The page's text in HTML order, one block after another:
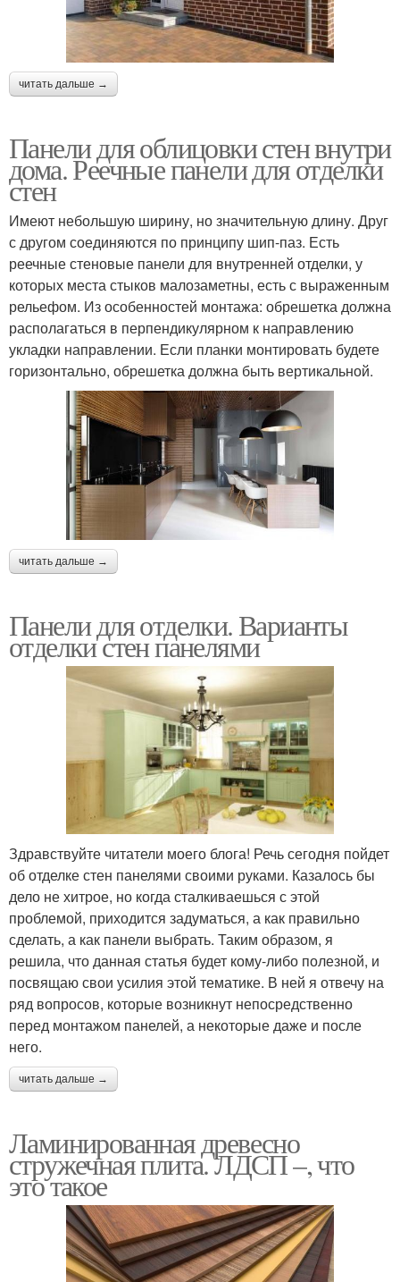
читать дальше →
Панели для облицовки стен внутри
дома. Реечные панели для отделки
стен
Имеют небольшую ширину, но значительную длину. Друг
с другом соединяются по принципу шип-паз. Есть
реечные стеновые панели для внутренней отделки, у
которых места стыков малозаметны, есть с выраженным
рельефом. Из особенностей монтажа: обрешетка должна
располагаться в перпендикулярном к направлению
укладки направлении. Если планки монтировать будете
горизонтально, обрешетка должна быть вертикальной.
читать дальше →
Панели для отделки. Варианты
отделки стен панелями
Здравствуйте читатели моего блога! Речь сегодня пойдет
об отделке стен панелями своими руками. Казалось бы
дело не хитрое, но когда сталкиваешься с этой
проблемой, приходится задуматься, а как правильно
сделать, а как панели выбрать. Таким образом, я
решила, что данная статья будет кому-либо полезной, и
посвящаю свои усилия этой тематике. В ней я отвечу на
ряд вопросов, которые возникнут непосредственно
перед монтажом панелей, а некоторые даже и после
него.
читать дальше →
Ламинированная древесно
стружечная плита. ЛДСП –, что
это такое